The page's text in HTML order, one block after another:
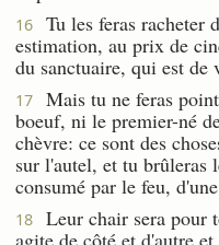
16
Tu les feras racheter
estimation, au prix de
du sanctuaire, qui est de
17
Mais tu ne feras
boeuf, ni le premier-né
chèvre: ce sont des
sur l'autel, et tu brûleras
consumé par le feu,
18
Leur chair sera pour
agite de côté et d'autre